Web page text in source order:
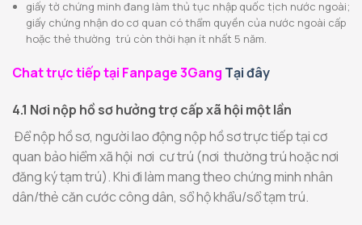
giấy tờ chứng minh đang làm thủ tục nhập quốc tịch nước ngoài;
giấy chứng nhận do cơ quan có thẩm quyền của nước ngoài cấp
hoặc thẻ thường trú còn thời hạn ít nhất 5 năm.
Chat trực tiếp tại Fanpage 3Gang Tại đây
4.1 Nơi nộp hồ sơ hưởng trợ cấp xã hội một lần
Để nộp hồ sơ, người lao động nộp hồ sơ trực tiếp tại cơ
quan bảo hiểm xã hội nơi cư trú (nơi thường trú hoặc nơi
đăng ký tạm trú). Khi đi làm mang theo chứng minh nhân
dân/thẻ căn cước công dân, sổ hộ khẩu/sổ tạm trú.